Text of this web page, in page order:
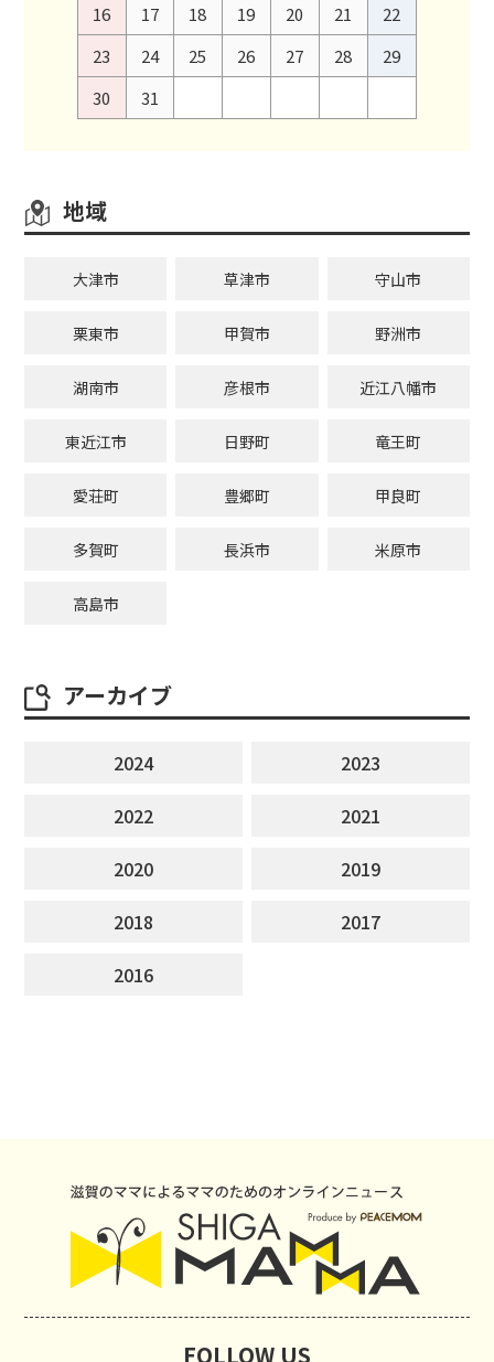
16
17 18 19 20 21
22
23
24 25 26 27 28
29
30
31
地域
大津市 草津市 守山市
栗東市 甲賀市 野洲市
湖南市 彦根市 近江八幡市
東近江市 日野町 竜王町
愛荘町 豊郷町 甲良町
多賀町 長浜市 米原市
高島市
アーカイブ
2024
2023
2022
2021
2020
2019
2018
2017
2016
FOLLOW US